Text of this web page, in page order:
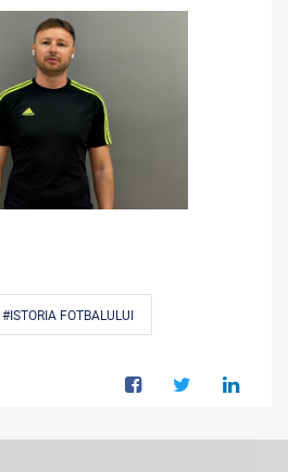
#ISTORIA FOTBALULUI